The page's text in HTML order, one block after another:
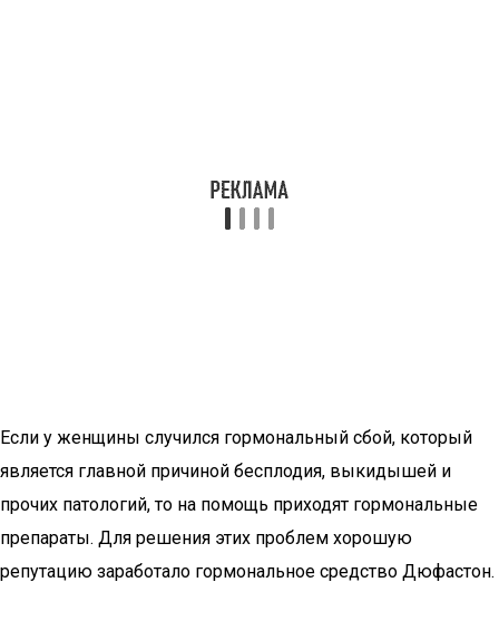
Если у женщины случился гормональный сбой, который
является главной причиной бесплодия, выкидышей и
прочих патологий, то на помощь приходят гормональные
препараты. Для решения этих проблем хорошую
репутацию заработало гормональное средство Дюфастон.